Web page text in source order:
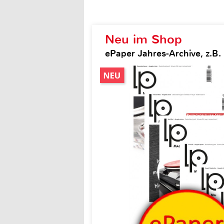
Neu im Shop
ePaper Jahres-Archive, z.B.